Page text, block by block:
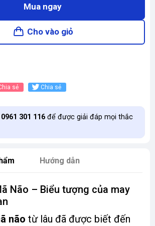
Mua ngay
Cho vào giỏ
sẻ Chia sẻ
0961 301 116 để được giải đáp mọi thắc
Hướng dẫn
Não – Biểu tượng của may
não từ lâu đã được biết đến